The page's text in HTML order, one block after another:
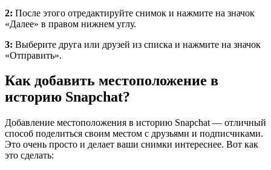
2: После этого отредактируйте снимок и нажмите на значок
«Далее» в правом нижнем углу.
3: Выберите друга или друзей из списка и нажмите на значок
«Отправить».
Как добавить местоположение в
историю Snapchat?
Добавление местоположения в историю Snapchat — отличный
способ поделиться своим местом с друзьями и подписчиками.
Это очень просто и делает ваши снимки интереснее. Вот как
это сделать: